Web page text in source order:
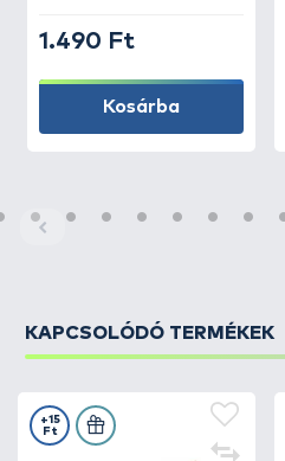
1.490 Ft
Kosárba
KAPCSOLÓDÓ TERMÉKEK
+15
Ft